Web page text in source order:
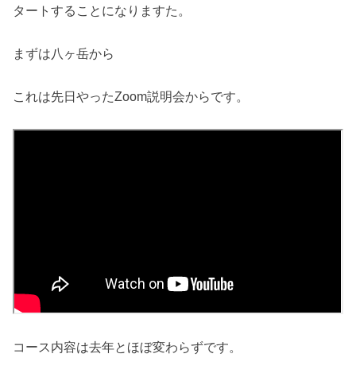
タートすることになりますた。
まずは八ヶ岳から
これは先日やったZoom説明会からです。
コース内容は去年とほぼ変わらずです。